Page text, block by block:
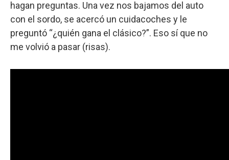
hagan preguntas. Una vez nos bajamos del auto
con el sordo, se acercó un cuidacoches y le
preguntó “¿quién gana el clásico?”. Eso sí que no
me volvió a pasar (risas).